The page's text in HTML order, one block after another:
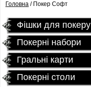
Головна / Покер Софт
Фішки для покеру
Покерні набори
Гральні карти
Покернi столи